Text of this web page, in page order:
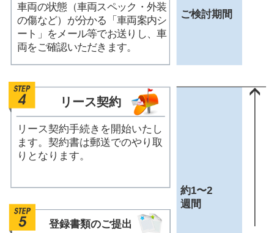
車両の状態（車両スペック・外装
の傷など）が分かる「車両案内シ
ート」をメール等でお送りし、車
両をご確認いただきます。
リース契約
リース契約手続きを開始いたし
ます。契約書は郵送でのやり取
りとなります。
登録書類のご提出
ご検討期間
約1〜2
週間